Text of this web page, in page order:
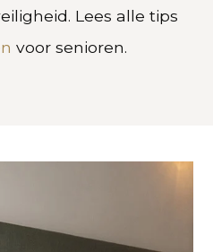
Lees alle tips
voor senioren.